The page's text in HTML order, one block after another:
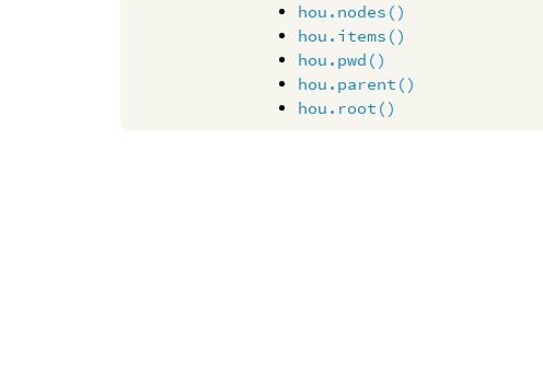
hou.nodes()
hou.items()
hou.pwd()
hou.parent()
hou.root()